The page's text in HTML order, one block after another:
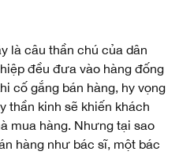
là câu thần chú của dân
đều đưa vào hàng đống
cố gắng bán hàng, hy vọng
thần kinh sẽ khiến khách
mua hàng. Nhưng tại sao
hàng như bác sĩ, một bác